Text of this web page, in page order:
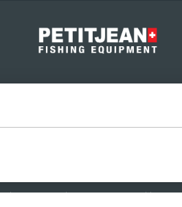
Singapore 788 713